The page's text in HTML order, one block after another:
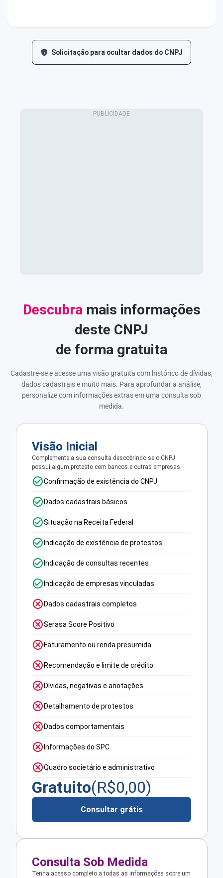
Solicitação para ocultar dados do CNPJ
Descubra mais informações
deste CNPJ
de forma gratuita
Cadastre-se e acesse uma visão gratuita com histórico de dívidas,
dados cadastrais e muito mais. Para aprofundar a análise,
personalize com informações extras em uma consulta sob
medida.
Visão Inicial
Complemente a sua consulta descobrindo se o CNPJ
possui algum protesto com bancos e outras empresas.
Confirmação de existência do CNPJ
Dados cadastrais básicos
Situação na Receita Federal
Indicação de existência de protestos
Indicação de consultas recentes
Indicação de empresas vinculadas
Dados cadastrais completos
Serasa Score Positivo
Faturamento ou renda presumida
Recomendação e limite de crédito
Dívidas, negativas e anotações
Detalhamento de protestos
Dados comportamentais
Informações do SPC
Quadro societário e administrativo
Gratuito(R$0,00)
Consultar grátis
Consulta Sob Medida
Tenha acesso completo a todas as informações sobre um